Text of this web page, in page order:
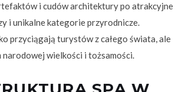
i cudów architektury po atrakcyjne
i unikalne kategorie przyrodnicze.
przyciągają turystów z całego świata, ale
narodowej wielkości i tożsamości.